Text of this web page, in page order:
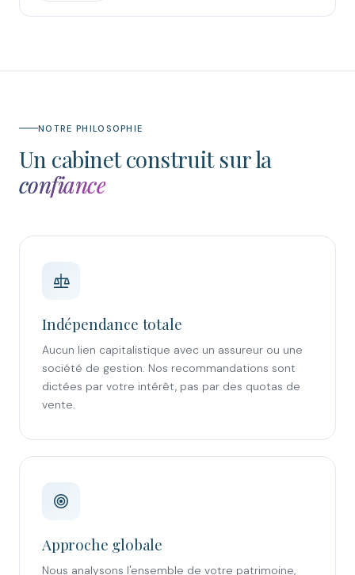
NOTRE PHILOSOPHIE
Un cabinet construit sur la
confiance
Indépendance totale
Aucun lien capitalistique avec un assureur ou une
société de gestion. Nos recommandations sont
dictées par votre intérêt, pas par des quotas de
vente.
Approche globale
Nous analysons l'ensemble de votre patrimoine,